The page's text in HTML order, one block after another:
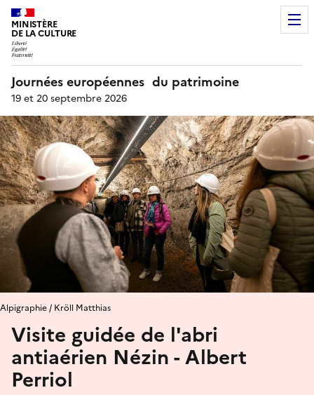
MINISTÈRE
DE LA CULTURE
Journées européennes du patrimoine
19 et 20 septembre 2026
Visite guidée de l'abri
antiaérien Nézin - Albert
Perriol
Alpigraphie / Kröll Matthias